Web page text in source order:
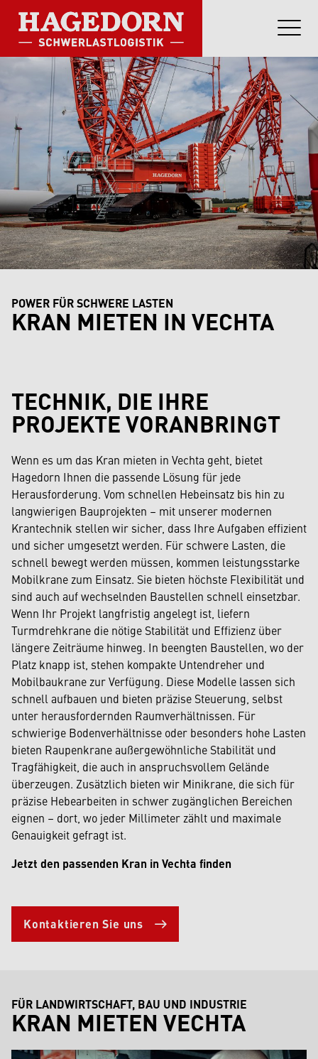
POWER FÜR SCHWERE LASTEN
KRAN MIETEN IN VECHTA
TECHNIK, DIE IHRE
PROJEKTE VORANBRINGT
Wenn es um das Kran mieten in Vechta geht, bietet
Hagedorn Ihnen die passende Lösung für jede
Herausforderung. Vom schnellen Hebeinsatz bis hin zu
langwierigen Bauprojekten – mit unserer modernen
Krantechnik stellen wir sicher, dass Ihre Aufgaben effizient
und sicher umgesetzt werden. Für schwere Lasten, die
schnell bewegt werden müssen, kommen leistungsstarke
Mobilkrane zum Einsatz. Sie bieten höchste Flexibilität und
sind auch auf wechselnden Baustellen schnell einsetzbar.
Wenn Ihr Projekt langfristig angelegt ist, liefern
Turmdrehkrane die nötige Stabilität und Effizienz über
längere Zeiträume hinweg. In beengten Baustellen, wo der
Platz knapp ist, stehen kompakte Untendreher und
Mobilbaukrane zur Verfügung. Diese Modelle lassen sich
schnell aufbauen und bieten präzise Steuerung, selbst
unter herausfordernden Raumverhältnissen. Für
schwierige Bodenverhältnisse oder besonders hohe Lasten
bieten Raupenkrane außergewöhnliche Stabilität und
Tragfähigkeit, die auch in anspruchsvollem Gelände
überzeugen. Zusätzlich bieten wir Minikrane, die sich für
präzise Hebearbeiten in schwer zugänglichen Bereichen
eignen – dort, wo jeder Millimeter zählt und maximale
Genauigkeit gefragt ist.
Jetzt den passenden Kran in Vechta finden
Kontaktieren Sie uns
FÜR LANDWIRTSCHAFT, BAU UND INDUSTRIE
KRAN MIETEN VECHTA